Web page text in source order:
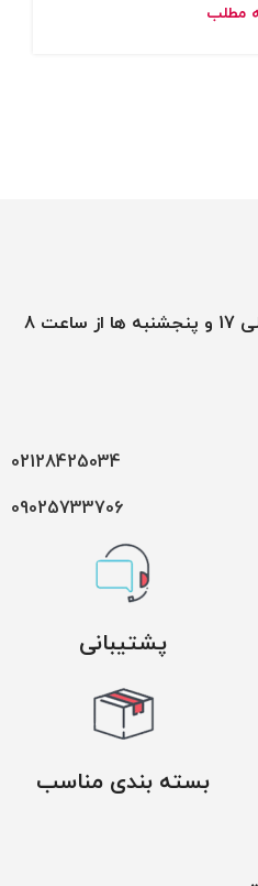
مطلب
شنبه تا چهارشنبه ازساعت 8 الی 17 و پنجشنبه ها از ساعت 8
02128425034
09025733706
پشتیبانی
بسته بندی مناسب